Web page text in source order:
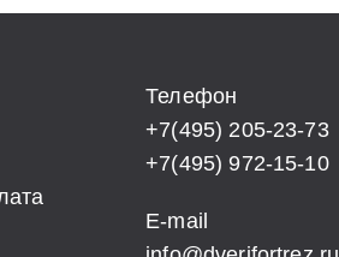
Телефон
+7(495) 205-23-73
+7(495) 972-15-10
E-mail